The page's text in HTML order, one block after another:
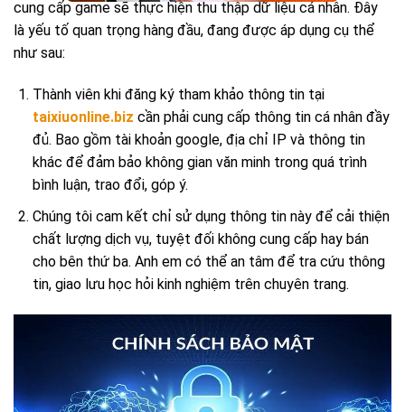
cung cấp game sẽ thực hiện thu thập dữ liệu cá nhân. Đây
là yếu tố quan trọng hàng đầu, đang được áp dụng cụ thể
như sau:
Thành viên khi đăng ký tham khảo thông tin tại
taixiuonline.biz cần phải cung cấp thông tin cá nhân đầy
đủ. Bao gồm tài khoản google, địa chỉ IP và thông tin
khác để đảm bảo không gian văn minh trong quá trình
bình luận, trao đổi, góp ý.
Chúng tôi cam kết chỉ sử dụng thông tin này để cải thiện
chất lượng dịch vụ, tuyệt đối không cung cấp hay bán
cho bên thứ ba. Anh em có thể an tâm để tra cứu thông
tin, giao lưu học hỏi kinh nghiệm trên chuyên trang.